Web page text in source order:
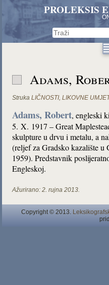
PROLEKSIS
Adams,
Struka LIČNOSTI,LIKOVNE
Adams, Robert, engleski
5. X. 1917 – Great
skulpture u drvu i metalu, a
(reljef za Gradsko kazalište
1959). Predstavnik
Engleskoj.
Ažurirano: 2. rujna 2013.
Copyright © 2013.